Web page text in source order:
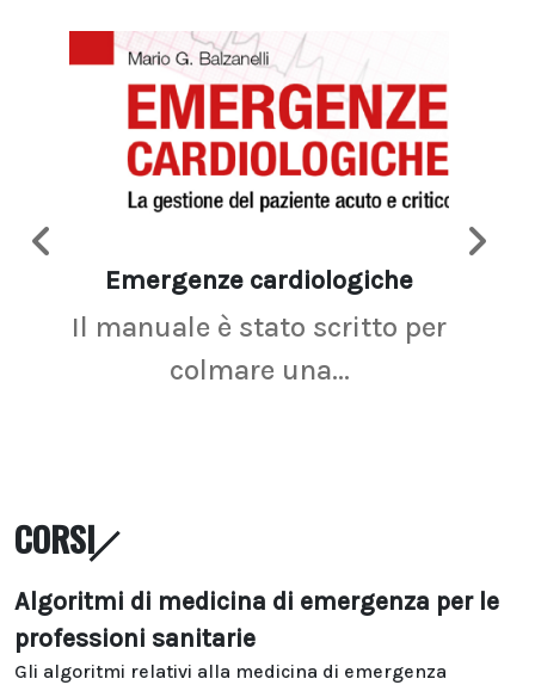
Emergenze cardiologiche
Il manuale è stato scritto per
colmare una...
CORSI
Algoritmi di medicina di emergenza per le
professioni sanitarie
Gli algoritmi relativi alla medicina di emergenza